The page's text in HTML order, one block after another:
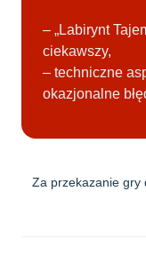
– „Labirynt
ciekawszy,
– techniczne
okazjonalne
Za przekazanie gry